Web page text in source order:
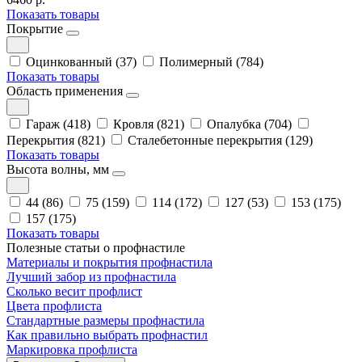
Показать товары
Покрытие
Оцинкованный (37)
Полимерный (784)
Показать товары
Область применения
Гараж (418) Кровля (821)
Опалубка (704)
Перекрытия (821)
Сталебетонные перекрытия (129)
Показать товары
Высота волны, мм
44 (86) 75 (159) 114 (172) 127 (53)
153 (175)
157 (175)
Показать товары
Полезные статьи о профнастиле
Материалы и покрытия профнастила
Лучший забор из профнастила
Сколько весит профлист
Цвета профлиста
Стандартные размеры профнастила
Как правильно выбрать профнастил
Маркировка профлиста